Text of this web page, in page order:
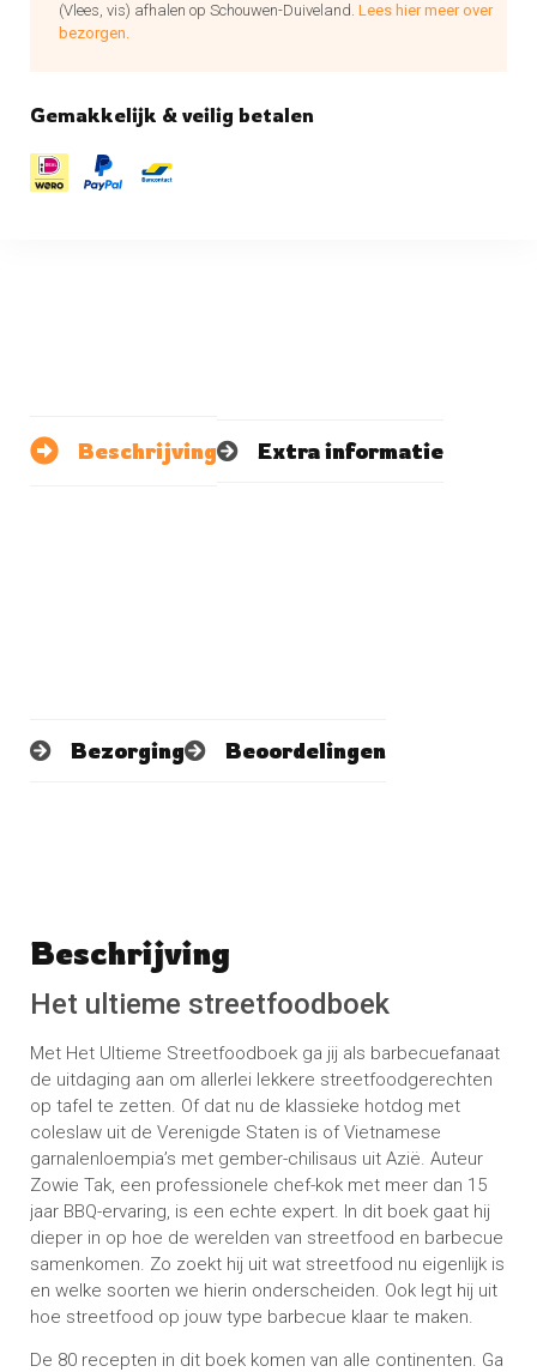
(Vlees, vis) afhalen op Schouwen-Duiveland. Lees hier meer over
bezorgen.
Gemakkelijk & veilig betalen
Beschrijving Extra informatie
Bezorging Beoordelingen
Beschrijving
Het ultieme streetfoodboek
Met Het Ultieme Streetfoodboek ga jij als barbecuefanaat
de uitdaging aan om allerlei lekkere streetfoodgerechten
op tafel te zetten. Of dat nu de klassieke hotdog met
coleslaw uit de Verenigde Staten is of Vietnamese
garnalenloempia’s met gember-chilisaus uit Azië. Auteur
Zowie Tak, een professionele chef-kok met meer dan 15
jaar BBQ-ervaring, is een echte expert. In dit boek gaat hij
dieper in op hoe de werelden van streetfood en barbecue
samenkomen. Zo zoekt hij uit wat streetfood nu eigenlijk is
en welke soorten we hierin onderscheiden. Ook legt hij uit
hoe streetfood op jouw type barbecue klaar te maken.
De 80 recepten in dit boek komen van alle continenten. Ga
No reviews found